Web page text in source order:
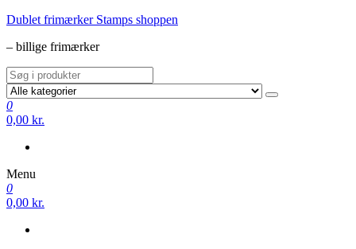
Videre
indhold
Dublet frimærker Stamps shoppen
– billige frimærker
0
0,00 kr.
Menu
0
0,00 kr.